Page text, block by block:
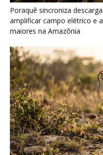
Seriema combina corridas
contra rochas para
cerrado